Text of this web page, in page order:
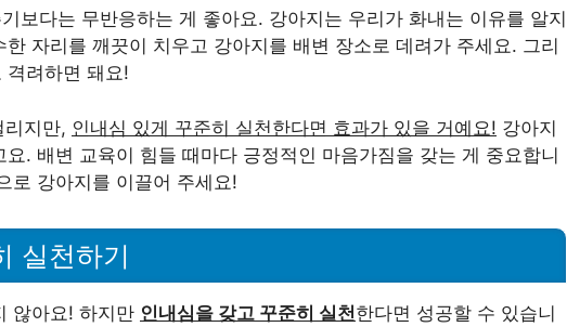
보다는 무반응하는 게 좋아요. 강아지는 우리가 화내는 이유를 알지
자리를 깨끗이 치우고 강아지를 배변 장소로 데려가 주세요. 그리
격려하면 돼요!
리지만, 인내심 있게 꾸준히 실천한다면 효과가 있을 거예요! 강아지
. 배변 교육이 힘들 때마다 긍정적인 마음가짐을 갖는 게 중요합니
로 강아지를 이끌어 주세요!
실천하기
않아요! 하지만 인내심을 갖고 꾸준히 실천한다면 성공할 수 있습니